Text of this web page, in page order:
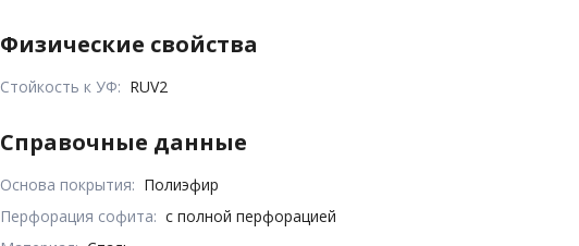
Физические свойства
Стойкость к УФ: RUV2
Справочные данные
Основа покрытия: Полиэфир
Перфорация софита: с полной перфорацией